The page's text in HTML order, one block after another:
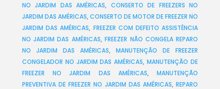
NO JARDIM DAS AMÉRICAS, CONSERTO DE FREEZERS NO
JARDIM DAS AMÉRICAS,CONSERTO DE MOTOR DE FREEZER NO
JARDIM DAS AMÉRICAS, FREEZER COM DEFEITO ASSISTÊNCIA
NO JARDIM DAS AMÉRICAS,FREEZER NÃO CONGELA REPARO
NO JARDIM DAS AMÉRICAS,MANUTENÇÃO DE FREEZER
CONGELADOR NO JARDIM DAS AMÉRICAS,MANUTENÇÃO DE
FREEZER NO JARDIM DAS AMÉRICAS,MANUTENÇÃO
PREVENTIVA DE FREEZER NO JARDIM DAS AMÉRICAS,REPARO